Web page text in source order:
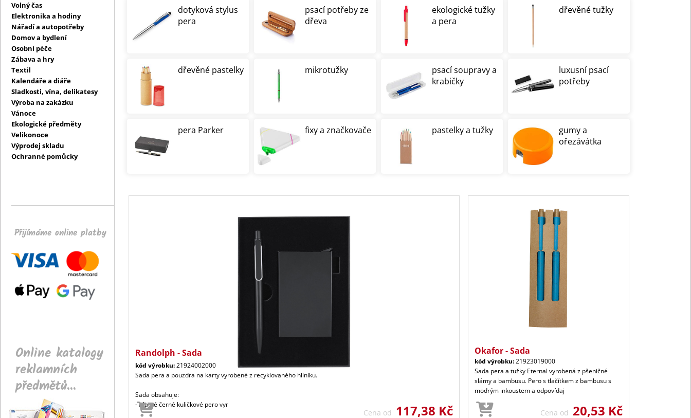
Volný čas
Elektronika a hodiny
Nářadí a autopotřeby
Domov a bydlení
Osobní péče
Zábava a hry
Textil
Kalendáře a diáře
Sladkosti, vína, delikatesy
Výroba na zakázku
Vánoce
Ekologické předměty
Velikonoce
Výprodej skladu
Ochranné pomůcky
Přijímáme online platby
Online katalogy
reklamních
předmětů...
dotyková stylus
pera
psací potřeby ze
dřeva
ekologické tužky
a pera
dřevěné tužky
dřevěné pastelky mikrotužky
psací soupravy a
krabičky
luxusní psací
potřeby
pera Parker fixy a značkovače pastelky a tužky
gumy a
ořezávátka
Randolph - Sada
kód výrobku:21924002000
Sada pera a pouzdra na karty vyrobené z recyklovaného hliníku.
Sada obsahuje:
- Matné černé kuličkové pero vyr
Cena od 117,38 Kč
Okafor - Sada
kód výrobku:21923019000
Sada pera a tužky Eternal vyrobená z pšeničné
slámy a bambusu. Pero s tlačítkem z bambusu s
modrým inkoustem a odpovídaj
Cena od 20,53 Kč